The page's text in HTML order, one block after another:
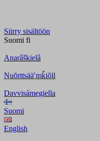
Siirry sisältöön
Suomi fi
Anarâškielâ
Nuõrttsääʹmǩiõll
Davvisámegiella
Suomi
English